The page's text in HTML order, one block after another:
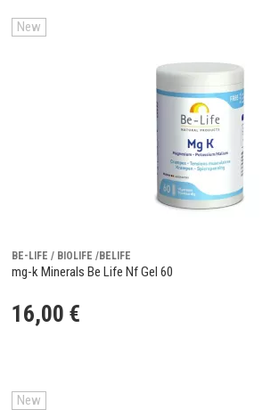
New
BE-LIFE / BIOLIFE /BELIFE
mg-k Minerals Be Life Nf Gel 60
16,00 €
New